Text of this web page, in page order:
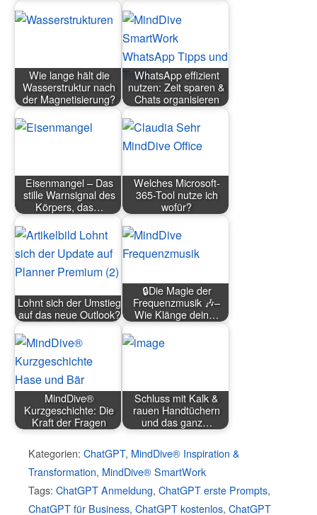
Wie lange hält die
Wasserstruktur nach
der Magnetisierung?
WhatsApp effizient
nutzen: Zeit sparen &
Chats organisieren
Eisenmangel – Das
stille Warnsignal des
Körpers, das…
Welches Microsoft-
365-Tool nutze ich
wofür?
Lohnt sich der Umstieg
auf das neue Outlook?
🔒Die Magie der
Frequenzmusik 🎶–
Wie Klänge dein…
MindDive®
Kurzgeschichte: Die
Kraft der Fragen
Schluss mit Kalk &
rauen Handtüchern
und das ganz…
Kategorien: ChatGPT, MindDive® Inspiration &
Transformation, MindDive® SmartWork
Tags: ChatGPT Anmeldung, ChatGPT erste Prompts,
ChatGPT für Business, ChatGPT kostenlos, ChatGPT